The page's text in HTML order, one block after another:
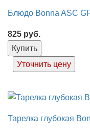
Блюдо Bonna ASC
825 руб.
Купить
Уточнить цену
Тарелка глубокая